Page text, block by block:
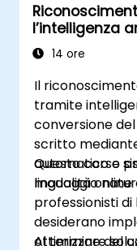
l’intelligenza
14 ore
Il
tramite
conversione
scritto
automatico e
linguaggio
Questo corso
modalità online
professionisti di
desiderano
ottimizzare
Al termine del